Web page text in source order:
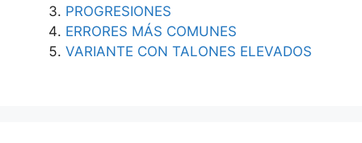
PROGRESIONES
ERRORES MÁS COMUNES
VARIANTE CON TALONES ELEVADOS